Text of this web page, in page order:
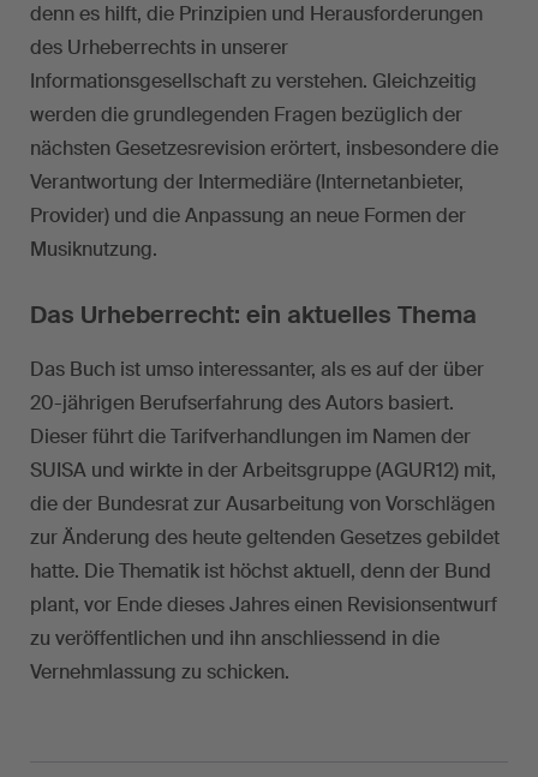
denn es hilft, die Prinzipien und Herausforderungen
des Urheberrechts in unserer
Informationsgesellschaft zu verstehen. Gleichzeitig
werden die grundlegenden Fragen bezüglich der
nächsten Gesetzesrevision erörtert, insbesondere die
Verantwortung der Intermediäre (Internetanbieter,
Provider) und die Anpassung an neue Formen der
Musiknutzung.
Das Urheberrecht: ein aktuelles Thema
Das Buch ist umso interessanter, als es auf der über
20-jährigen Berufserfahrung des Autors basiert.
Dieser führt die Tarifverhandlungen im Namen der
SUISA und wirkte in der Arbeitsgruppe (AGUR12) mit,
die der Bundesrat zur Ausarbeitung von Vorschlägen
zur Änderung des heute geltenden Gesetzes gebildet
hatte. Die Thematik ist höchst aktuell, denn der Bund
plant, vor Ende dieses Jahres einen Revisionsentwurf
zu veröffentlichen und ihn anschliessend in die
Vernehmlassung zu schicken.